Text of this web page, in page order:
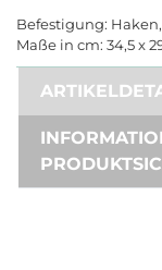
Befestigung: Haken,
Maße in cm: 34,5 x